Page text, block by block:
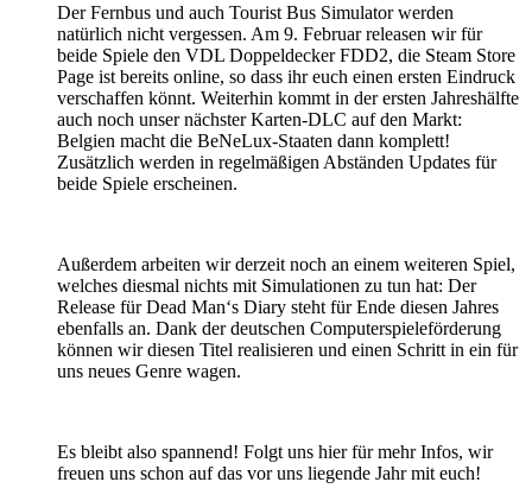
Der Fernbus und auch Tourist Bus Simulator werden
natürlich nicht vergessen. Am 9. Februar releasen wir für
beide Spiele den VDL Doppeldecker FDD2, die Steam Store
Page ist bereits online, so dass ihr euch einen ersten Eindruck
verschaffen könnt. Weiterhin kommt in der ersten Jahreshälfte
auch noch unser nächster Karten-DLC auf den Markt:
Belgien macht die BeNeLux-Staaten dann komplett!
Zusätzlich werden in regelmäßigen Abständen Updates für
beide Spiele erscheinen.
Außerdem arbeiten wir derzeit noch an einem weiteren Spiel,
welches diesmal nichts mit Simulationen zu tun hat: Der
Release für Dead Man‘s Diary steht für Ende diesen Jahres
ebenfalls an. Dank der deutschen Computerspieleförderung
können wir diesen Titel realisieren und einen Schritt in ein für
uns neues Genre wagen.
Es bleibt also spannend! Folgt uns hier für mehr Infos, wir
freuen uns schon auf das vor uns liegende Jahr mit euch!